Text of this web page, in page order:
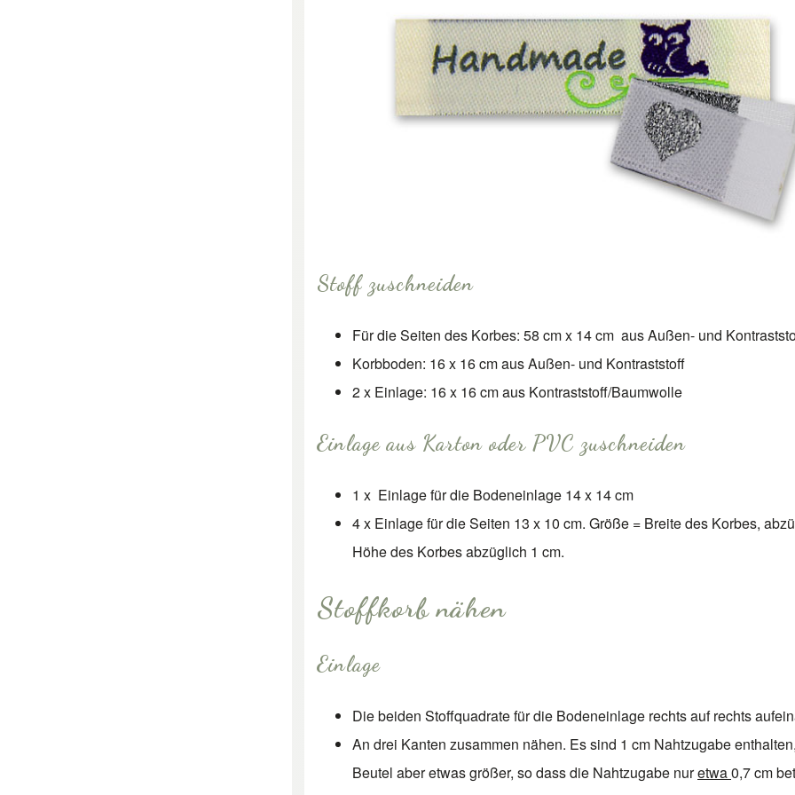
Stoff zuschneiden
Für die Seiten des Korbes: 58 cm x 14 cm aus Außen- und
Korbboden: 16 x 16 cm aus Außen- und Kontraststoff
2 x Einlage: 16 x 16 cm aus Kontraststoff/Baumwolle
Einlage aus Karton oder PVC zuschneiden
1 x Einlage für die Bodeneinlage 14 x 14 cm
4 x Einlage für die Seiten 13 x 10 cm. Größe = Breite des Korbes,
Höhe des Korbes abzüglich 1 cm.
Stoffkorb nähen
Einlage
Die beiden Stoffquadrate für die Bodeneinlage rechts auf rechts
An drei Kanten zusammen nähen. Es sind 1 cm Nahtzugabe
Beutel aber etwas größer, so dass die Nahtzugabe nuretwa0,7 cm